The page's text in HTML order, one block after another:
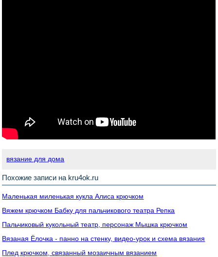
вязание для дома
Похожие записи на kru4ok.ru
Маленькая миленькая кукла Алиса крючком
Вяжем крючком Бабку для пальчикового театра Репка
Пальчиковый кукольный театр, персонаж Мышка крючком
Вязаная Ёлочка - панно на стенку, видео-урок и схема вязания
Плед крючком, связанный мозаичным вязанием